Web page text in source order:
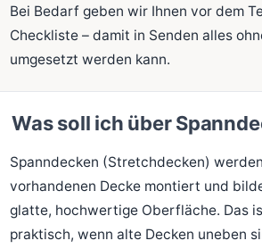
Bei Bedarf geben wir Ihnen vor dem
Checkliste – damit in Senden alles
umgesetzt werden kann.
Was soll ich über
Spanndecken (Stretchdecken)
vorhandenen Decke montiert und
glatte, hochwertige Oberfläche. Das
praktisch, wenn alte Decken uneben